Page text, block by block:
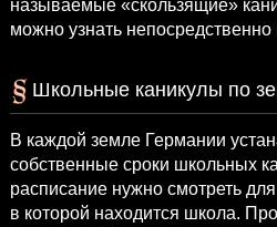
называемые «скользящие»
можно узнать
Школьные каникулы по
В каждой земле Германии
собственные сроки школьных
расписание нужно смотреть
в которой находится школа.